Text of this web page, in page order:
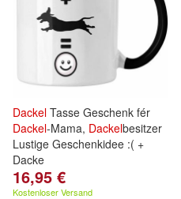
Dackel Tasse Geschenk fér
Dackel-Mama, Dackelbesitzer
Lustige Geschenkidee :( +
Dacke
16,95 €
Kostenloser Versand